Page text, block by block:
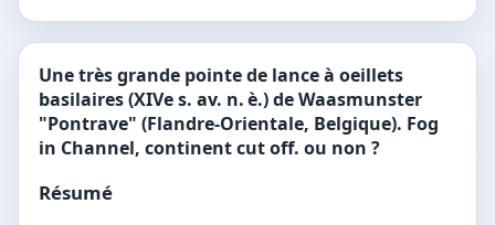
Une très grande pointe de lance à oeillets
basilaires (XIVe s. av. n. è.) de Waasmunster
"Pontrave" (Flandre-Orientale, Belgique). Fog
in Channel, continent cut off. ou non ?
Résumé